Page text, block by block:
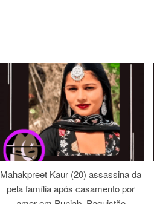
Mahakpreet Kaur (20) assassina da
pela família após casamento por